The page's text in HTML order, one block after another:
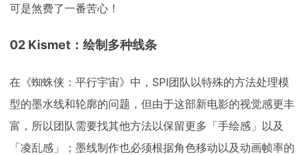
可是煞费了一番苦心！
02 Kismet：绘制多种线条
在《蜘蛛侠：平行宇宙》中，SPI团队以特殊的方法处理模
型的墨水线和轮廓的问题，但由于这部新电影的视觉感更丰
富，所以团队需要找其他方法以保留更多「手绘感」以及
「凌乱感」；墨线制作也必须根据角色移动以及动画帧率的